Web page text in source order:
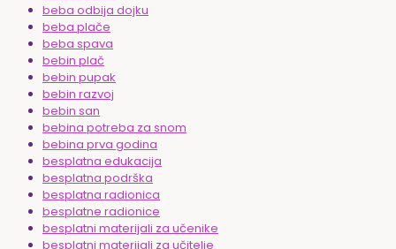
beba odbija dojku
beba plače
beba spava
bebin plač
bebin pupak
bebin razvoj
bebin san
bebina potreba za snom
bebina prva godina
besplatna edukacija
besplatna podrška
besplatna radionica
besplatne radionice
besplatni materijali za učenike
besplatni materijali za učitelje